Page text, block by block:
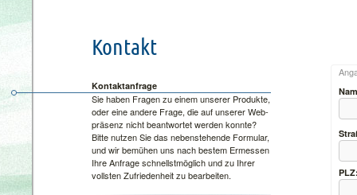
Kontakt
Kon­takt­an­fra­ge
Sie ha­ben Fra­gen zu ei­nem un­se­rer Pro­duk­te,
oder ei­ne an­de­re Fra­ge, die auf un­se­rer Web­
prä­senz nicht be­ant­wor­tet wer­den konn­te?
Bit­te nut­zen Sie das ne­ben­ste­hen­de For­mu­lar,
und wir be­mühen uns nach bes­tem Er­mes­sen
Ih­re An­fra­ge sch­nellst­mög­lich und zu Ih­rer
volls­ten Zu­frie­den­heit zu be­ar­bei­ten.